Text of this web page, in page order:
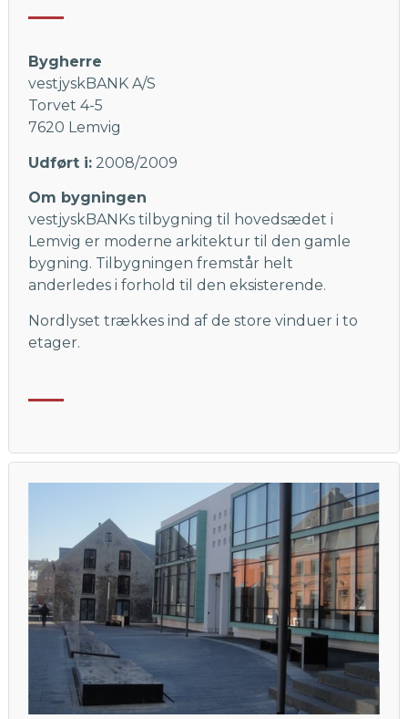
Bygherre
vestjyskBANK A/S
Torvet 4-5
7620 Lemvig
Udført i: 2008/2009
Om bygningen
vestjyskBANKs tilbygning til hovedsædet i
Lemvig er moderne arkitektur til den gamle
bygning. Tilbygningen fremstår helt
anderledes i forhold til den eksisterende.
Nordlyset trækkes ind af de store vinduer i to
etager.